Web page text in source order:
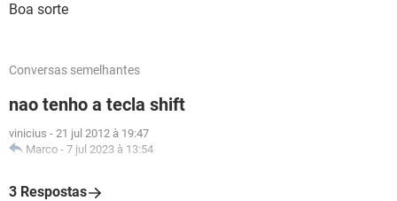
Boa sorte
Conversas semelhantes
nao tenho a tecla shift
vinicius - 21 jul 2012 à 19:47
Marco - 7 jul 2023 à 13:54
3 Respostas